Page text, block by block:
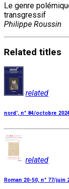
Le genre
transgressif
Philippe Roussin
Related titles
related
nord', n° 84/octobre
related
Roman 20-50, n° 77/juin